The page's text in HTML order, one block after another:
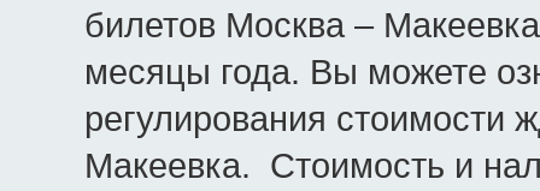
билетов Москва –
месяцы года. Вы можете
регулирования стоимости
Макеевка. Стоимость и